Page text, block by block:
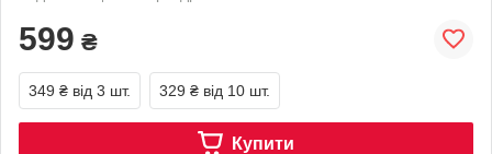
599 ₴
349 ₴ від 3 шт. 329 ₴ від 10 шт.
Купити